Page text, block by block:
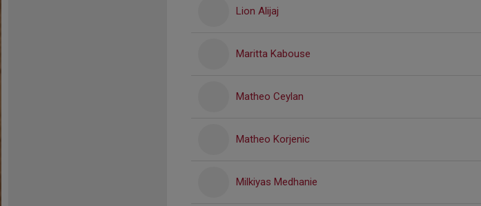
Lion Alijaj
Maritta Kabouse
Matheo Ceylan
Matheo Korjenic
Milkiyas Medhanie